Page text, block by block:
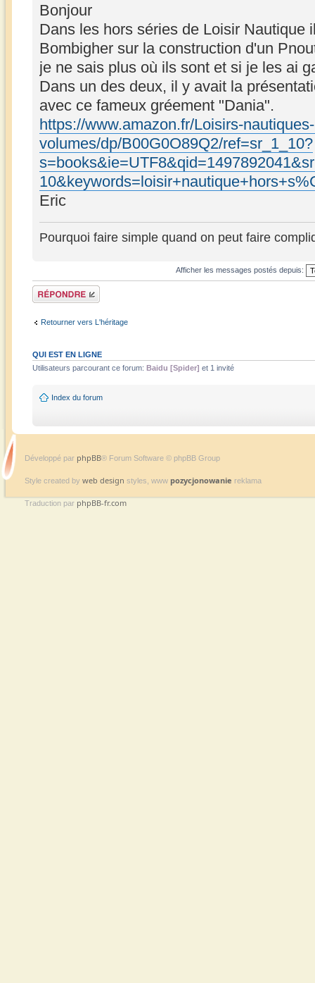
Bonjour
Dans les hors séries de Loisir Nautique
Bombigher sur la construction d'un
je ne sais plus où ils sont et si je les ai
Dans un des deux, il y avait la
avec ce fameux gréement "Dania".
https://www.amazon.fr/Loisirs-
volumes/dp/B00G0O89Q2/ref=sr_1_10?
Eric
Pourquoi faire simple quand on peut faire
Afficher les messages postés depuis:
Répondre
Retourner vers L'héritage
QUI EST EN LIGNE
Utilisateurs parcourant ce forum: Baidu [Spider] et 1 invité
Index du forum
Développé par phpBB® Forum Software © phpBB Group
Style created by web design styles, www pozycjonowanie reklama
Traduction par phpBB-fr.com